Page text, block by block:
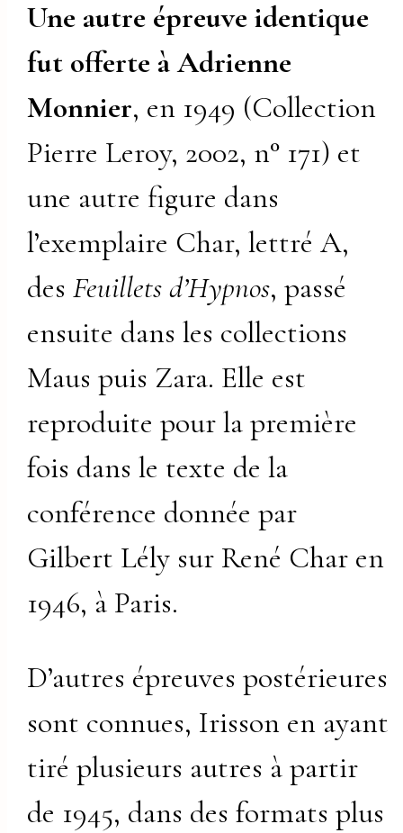
Une autre épreuve identique
fut offerte à Adrienne
Monnier, en 1949 (Collection
Pierre Leroy, 2002, n° 171) et
une autre figure dans
l’exemplaire Char, lettré A,
desFeuillets d’Hypnos, passé
ensuite dans les collections
Maus puis Zara. Elle est
reproduite pour la première
fois dans le texte de la
conférence donnée par
Gilbert Lély sur René Char en
1946, à Paris.
D’autres épreuves postérieures
sont connues, Irisson en ayant
tiré plusieurs autres à partir
de 1945, dans des formats plus